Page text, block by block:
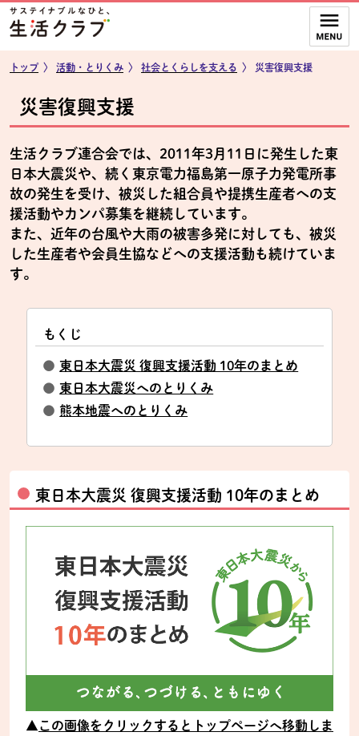
ページの先頭です。
本文へジャンプする。
トップ 〉 活動・とりくみ 〉 社会とくらしを支える 〉 災害復興支援
災害復興支援
生活クラブ連合会では、2011年3月11日に発生した東
日本大震災や、続く東京電力福島第一原子力発電所事
故の発生を受け、被災した組合員や提携生産者への支
援活動やカンパ募集を継続しています。
また、近年の台風や大雨の被害多発に対しても、被災
した生産者や会員生協などへの支援活動も続けていま
す。
もくじ
● 東日本大震災 復興支援活動 10年のまとめ
● 東日本大震災へのとりくみ
● 熊本地震へのとりくみ
東日本大震災 復興支援活動 10年のまとめ
▲この画像をクリックするとトップページへ移動しま